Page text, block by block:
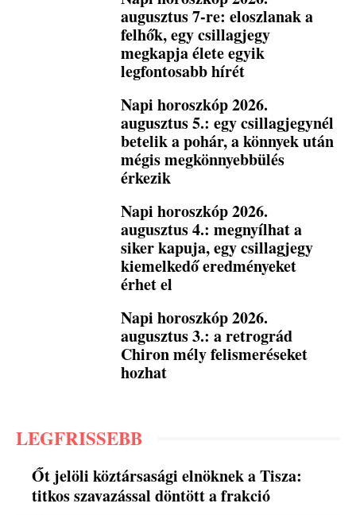
augusztus 7-re: eloszlanak a
felhők, egy csillagjegy
megkapja élete egyik
legfontosabb hírét
Napi horoszkóp 2026.
augusztus 5.: egy csillagjegynél
betelik a pohár, a könnyek után
mégis megkönnyebbülés
érkezik
Napi horoszkóp 2026.
augusztus 4.: megnyílhat a
siker kapuja, egy csillagjegy
kiemelkedő eredményeket
érhet el
Napi horoszkóp 2026.
augusztus 3.: a retrográd
Chiron mély felismeréseket
hozhat
LEGFRISSEBB
Őt jelöli köztársasági elnöknek a Tisza:
titkos szavazással döntött a frakció